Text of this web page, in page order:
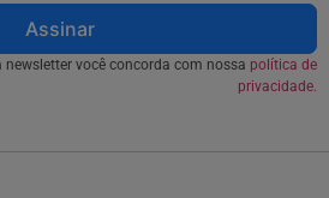
Assinar
newsletter você concorda com nossa política de
privacidade.